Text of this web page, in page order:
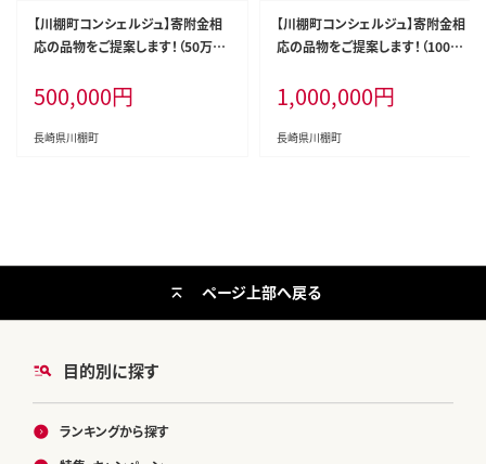
【川棚町コンシェルジュ】寄附金相
応の品物をご提案します！（50万コ
500,000円
長崎県川棚町
【川棚町コンシェルジュ】寄附金相
応の品物をご提案します！（100万
1,000,000円
長崎県川棚町
目的別に探す
ランキングから探す
ページ上部へ戻る